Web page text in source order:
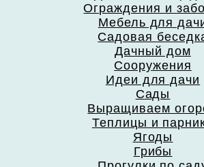
Ограждения и
Мебель для
Садовая
Дачный дом
Сооружения
Идеи для дачи
Сады
Выращиваем
Теплицы и
Ягоды
Грибы